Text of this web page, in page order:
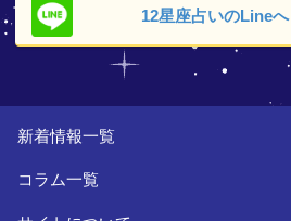
12星座占いのLineへ
新着情報一覧
コラム一覧